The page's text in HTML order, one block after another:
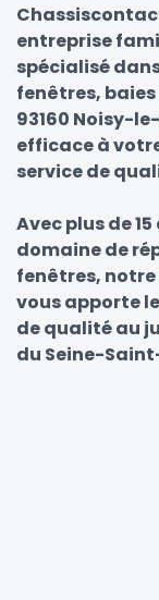
entreprise
spécialisé
fenêtres,
93160 Noisy-
efficace à
service de
Avec plus de
domaine de
fenêtres,
vous apporte
de qualité au
du Seine-